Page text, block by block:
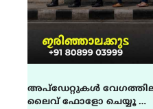
അപ്ഡേറ്റുകൾ
ലൈവ് ഫോളോ ചെയ്യൂ …